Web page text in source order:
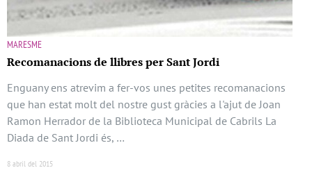
MARESME
Recomanacions de llibres per Sant Jordi
Enguany ens atrevim a fer-vos unes petites recomanacions
que han estat molt del nostre gust gràcies a l'ajut de Joan
Ramon Herrador de la Biblioteca Municipal de Cabrils La
Diada de Sant Jordi és, …
8 abril del 2015